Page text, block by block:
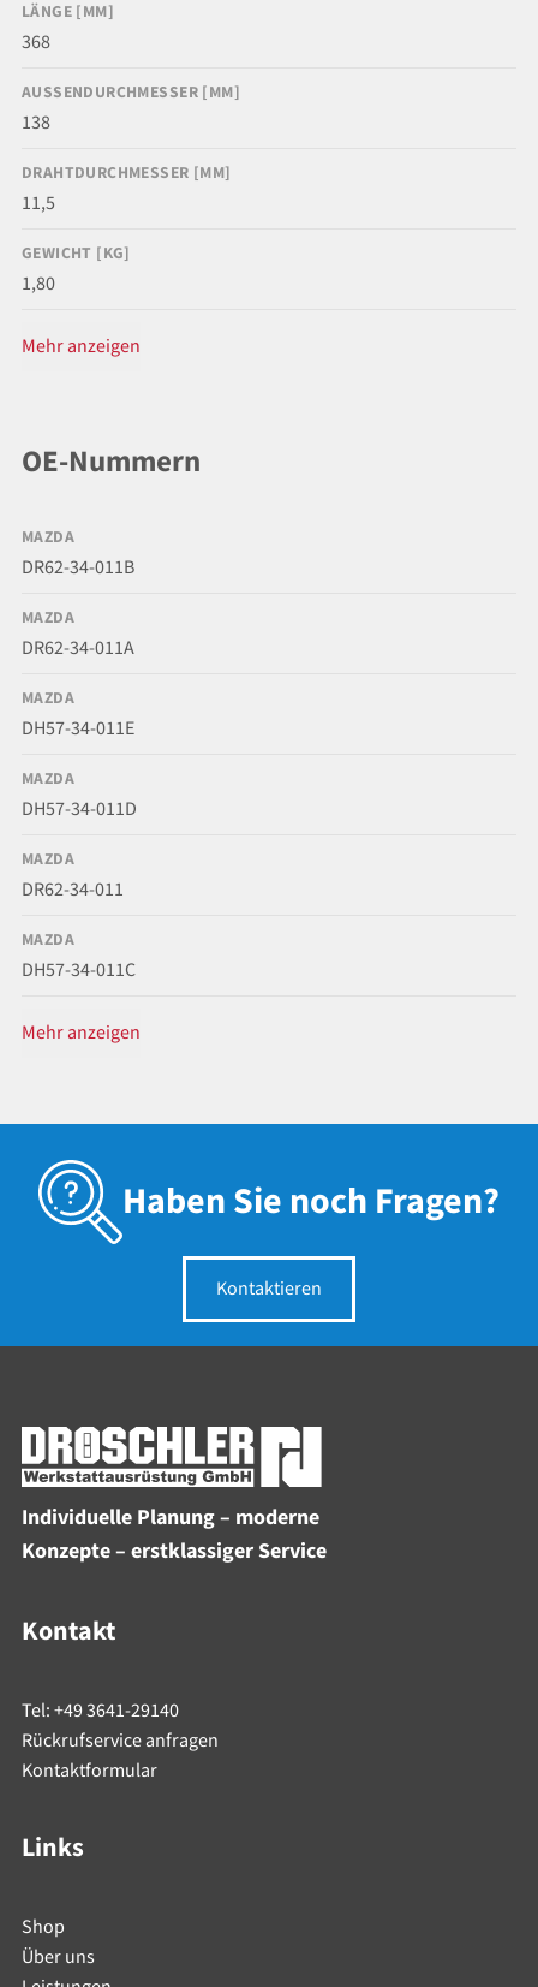
LÄNGE [MM]
368
AUSSENDURCHMESSER [MM]
138
DRAHTDURCHMESSER [MM]
11,5
GEWICHT [KG]
1,80
Mehr anzeigen
OE-Nummern
MAZDA
DR62-34-011B
MAZDA
DR62-34-011A
MAZDA
DH57-34-011E
MAZDA
DH57-34-011D
MAZDA
DR62-34-011
MAZDA
DH57-34-011C
Mehr anzeigen
Haben Sie noch Fragen?
Kontaktieren
Individuelle Planung – moderne
Konzepte – erstklassiger Service
Kontakt
Tel: +49 3641-29140
Rückrufservice anfragen
Kontaktformular
Links
Shop
Über uns